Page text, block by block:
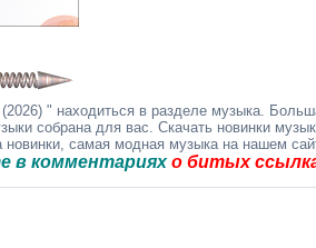
" находиться в разделе музыка.
собрана для вас. Скачать новинки
новинки, самая модная музыка на нашем
о битых ссылках,